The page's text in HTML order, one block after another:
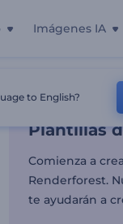
Imágenes IA
Inicio Plantillas
Plantillas
Comienza a
Renderforest.
te ayudarán a
to English?